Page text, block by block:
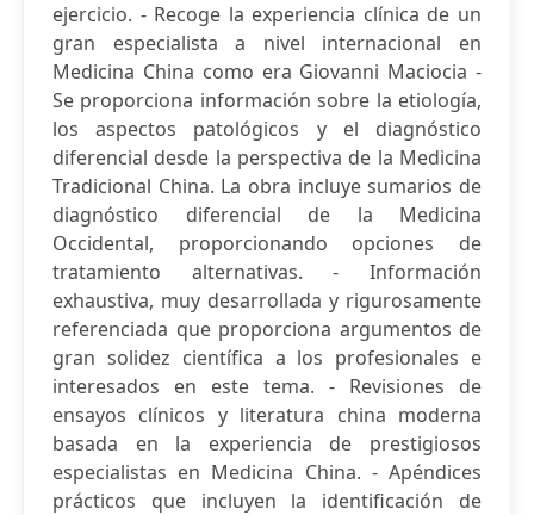
ejercicio. - Recoge la experiencia clínica de un
gran especialista a nivel internacional en
Medicina China como era Giovanni Maciocia -
Se proporciona información sobre la etiología,
los aspectos patológicos y el diagnóstico
diferencial desde la perspectiva de la Medicina
Tradicional China. La obra incluye sumarios de
diagnóstico diferencial de la Medicina
Occidental, proporcionando opciones de
tratamiento alternativas. - Información
exhaustiva, muy desarrollada y rigurosamente
referenciada que proporciona argumentos de
gran solidez científica a los profesionales e
interesados en este tema. - Revisiones de
ensayos clínicos y literatura china moderna
basada en la experiencia de prestigiosos
especialistas en Medicina China. - Apéndices
prácticos que incluyen la identificación de